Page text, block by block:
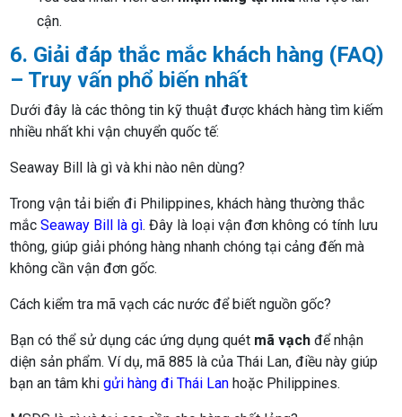
cận.
6. Giải đáp thắc mắc khách hàng (FAQ)
– Truy vấn phổ biến nhất
Dưới đây là các thông tin kỹ thuật được khách hàng tìm kiếm
nhiều nhất khi vận chuyển quốc tế:
Seaway Bill là gì và khi nào nên dùng?
Trong vận tải biển đi Philippines, khách hàng thường thắc
mắcSeaway Bill là gì. Đây là loại vận đơn không có tính lưu
thông, giúp giải phóng hàng nhanh chóng tại cảng đến mà
không cần vận đơn gốc.
Cách kiểm tra mã vạch các nước để biết nguồn gốc?
Bạn có thể sử dụng các ứng dụng quét mã vạch để nhận
diện sản phẩm. Ví dụ, mã 885 là của Thái Lan, điều này giúp
bạn an tâm khigửi hàng đi Thái Lan hoặc Philippines.